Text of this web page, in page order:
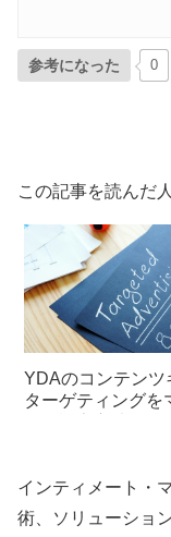
参考になった 0
この記事を読んだ
YDAのコンテンツ
ターゲティングを
インティメート・
術、ソリューショ